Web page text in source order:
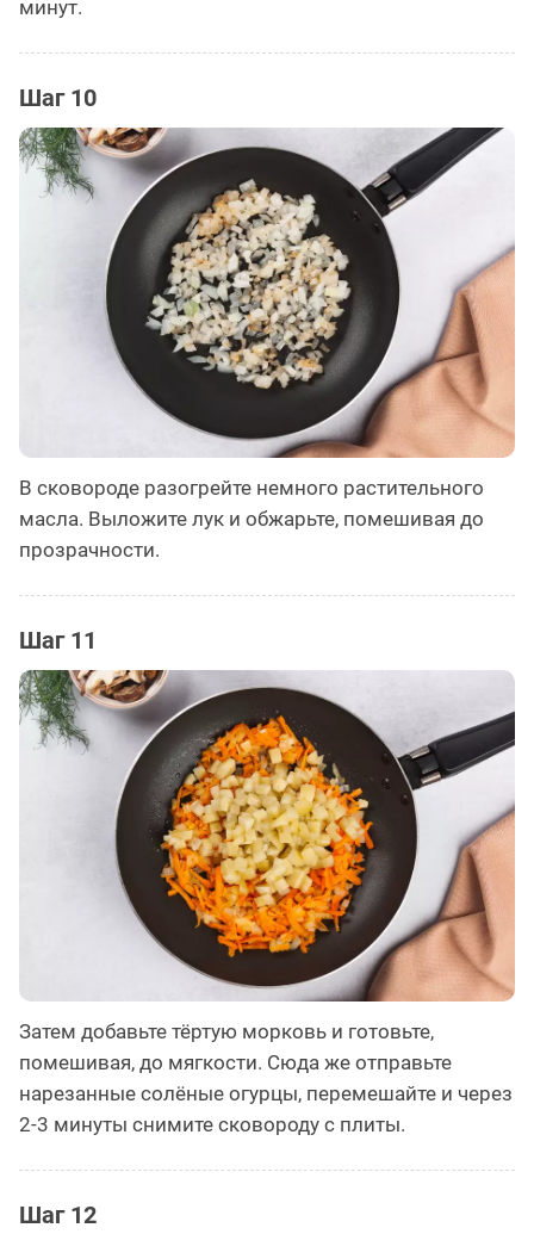
минут.
Шаг 10
В сковороде разогрейте немного растительного
масла. Выложите лук и обжарьте, помешивая до
прозрачности.
Шаг 11
Затем добавьте тёртую морковь и готовьте,
помешивая, до мягкости. Сюда же отправьте
нарезанные солёные огурцы, перемешайте и через
2-3 минуты снимите сковороду с плиты.
Шаг 12